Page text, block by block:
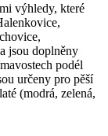
výhledy, které
jsou doplněny
podél
určeny pro pěší
(modrá, zelená,